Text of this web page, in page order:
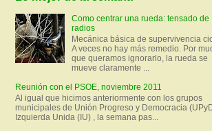
Como centrar una rueda: tensado de
radios
Mecánica básica de supervivencia
A veces no hay más remedio. Por
que queramos ignorarlo, la rueda se
mueve claramente ...
Reunión con el PSOE, noviembre 2011
Al igual que hicimos anteriormente con los grupos
municipales de Unión Progreso y Democracia
Izquierda Unida (IU) , la semana pas...